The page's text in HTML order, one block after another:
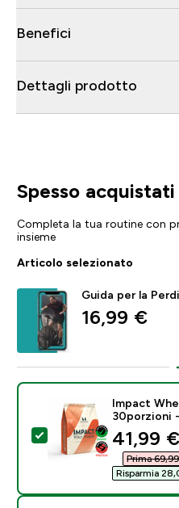
Benefici
Dettagli prodotto
Spesso
Completa la tua routine con
insieme
Articolo selezionato
Guida per la
16,99 €‎
Seleziona questo
Impact
30porzioni
41,99 €‎
Prima
Risparmia